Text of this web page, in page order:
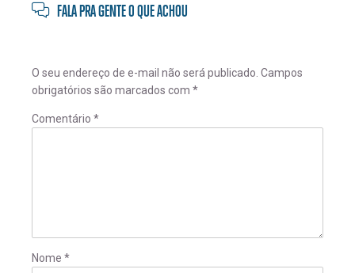
FALA PRA GENTE O QUE ACHOU
O seu endereço de e-mail não será publicado. Campos
obrigatórios são marcados com *
Comentário *
Nome *